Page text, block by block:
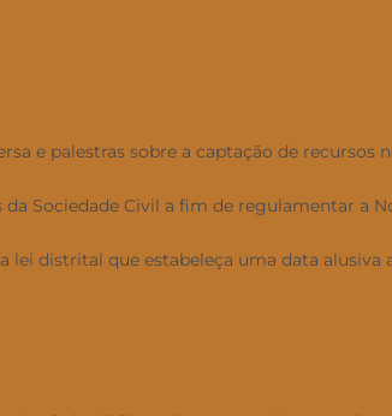
e palestras sobre a captação de
Sociedade Civil a fim de regulamentar a
distrital que estabeleça uma data alusiva